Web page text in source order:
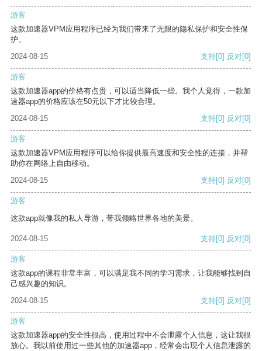
游客
这款加速器VPM应用程序已经为我们带来了无限的隐私保护和安全性保
护。
2024-08-15
支持[0] 反对[0]
游客
这款加速器app的价格有点贵，可以适当降低一些。我个人觉得，一款加
速器app的价格应该在50元以下才比较合理。
2024-08-15
支持[0] 反对[0]
游客
这款加速器VPM应用程序可以给你提供最高速度和安全性的连接，并帮
助你在网络上自由移动。
2024-08-15
支持[0] 反对[0]
游客
这款app就像我的私人导游，带我领略世界各地的美景。
2024-08-15 支持[0] 反对[0]
游客
这款app的课程非常丰富，可以满足我不同的学习需求，让我能够找到自
己感兴趣的知识。
2024-08-15
支持[0] 反对[0]
游客
这款加速器app的安全性很高，使用过程中不会泄露个人信息，这让我很
放心。我以前使用过一些其他的加速器app，经常会出现个人信息泄露的